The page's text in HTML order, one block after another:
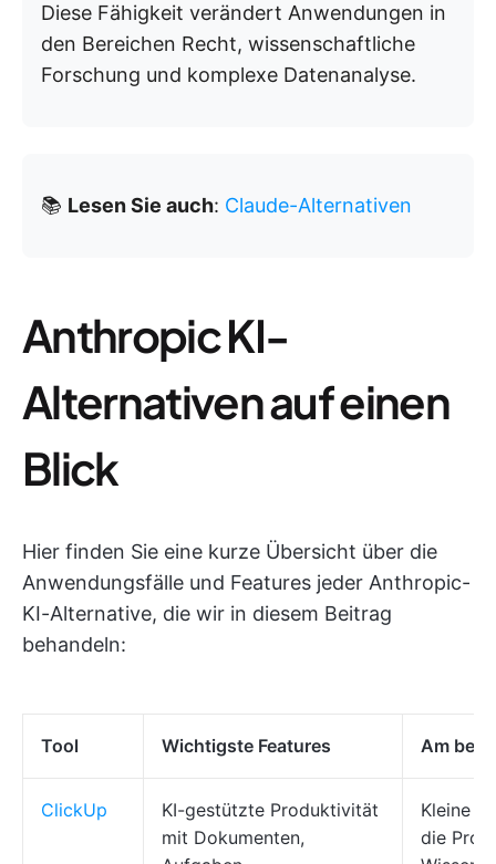
Diese Fähigkeit verändert Anwendungen in
den Bereichen Recht, wissenschaftliche
Forschung und komplexe Datenanalyse.
📚 Lesen Sie auch: Claude-Alternativen
Anthropic KI-
Alternativen auf einen
Blick
Hier finden Sie eine kurze Übersicht über die
Anwendungsfälle und Features jeder Anthropic-
KI-Alternative, die wir in diesem Beitrag
behandeln:
Tool Wichtigste Features Am
ClickUp
KI-gestützte Produktivität
mit Dokumenten,
Kleine
die